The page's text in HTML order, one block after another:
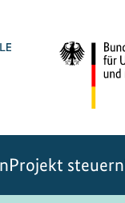
Projekt steuern